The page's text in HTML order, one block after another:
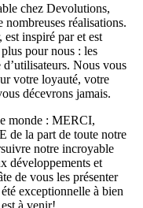
chez Devolutions,
nombreuses réalisations.
est inspiré par et est
pour nous : les
Nous vous
votre loyauté, votre
décevrons jamais.
monde : MERCI,
la part de toute notre
notre incroyable
développements et
de vous les présenter
exceptionnelle à bien
à venir!